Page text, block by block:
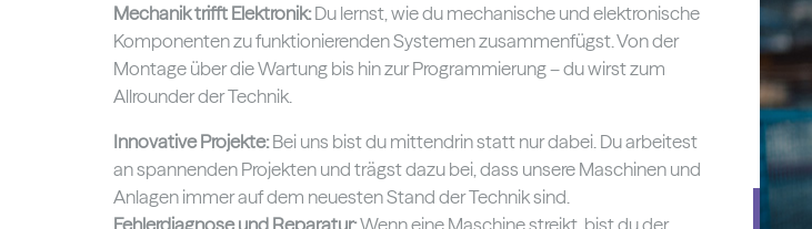
Mechanik trifft Elektronik:Du lernst, wie du mechanische und elektronische
Komponenten zu funktionierenden Systemen zusammenfügst. Von der
Montage über die Wartung bis hin zur Programmierung – du wirst zum
Allrounder der Technik.
Innovative Projekte:Bei uns bist du mittendrin statt nur dabei. Du arbeitest
an spannenden Projekten und trägst dazu bei, dass unsere Maschinen und
Anlagen immer auf dem neuesten Stand der Technik sind.
Fehlerdiagnose und Reparatur:Wenn eine Maschine streikt, bist du der